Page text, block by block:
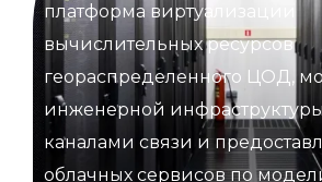
платформа виртуализации
вычислительных ресурсов
геораспределенного ЦОД,
инженерной
каналами связи и
облачных сервисов по